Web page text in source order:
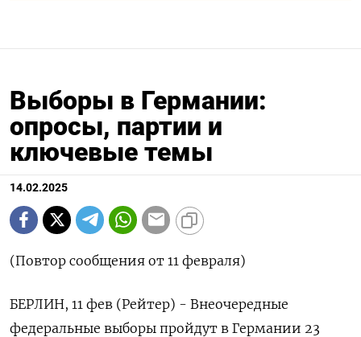
Выборы в Германии:
опросы, партии и
ключевые темы
14.02.2025
(Повтор сообщения от 11 февраля)
БЕРЛИН, 11 фев (Рейтер) - Внеочередные
федеральные выборы пройдут в Германии 23